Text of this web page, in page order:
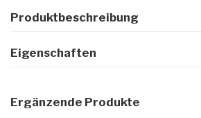
Produktbeschreibung
Eigenschaften
Ergänzende Produkte